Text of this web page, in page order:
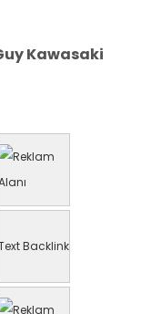
Kawasaki
Backlink